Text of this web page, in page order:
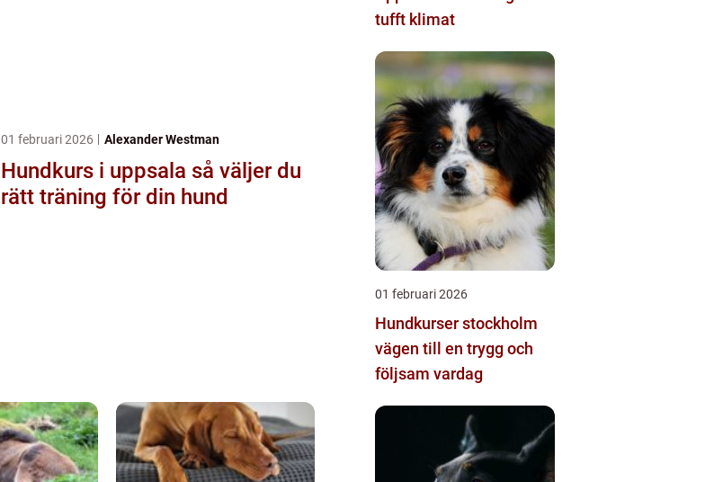
01 februari 2026 Alexander Westman
Hundkurs i uppsala så väljer du
rätt träning för din hund
tufft klimat
01 februari 2026
Hundkurser stockholm
vägen till en trygg och
följsam vardag